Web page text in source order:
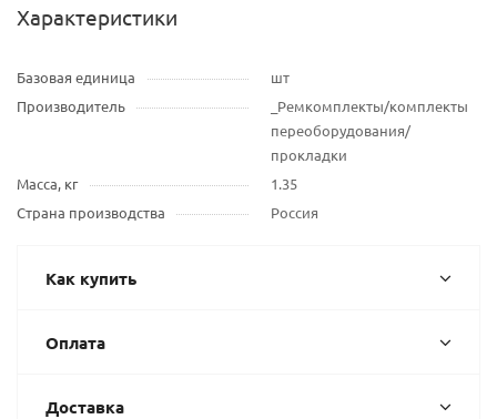
Характеристики
Базовая единица
шт
Производитель
_Ремкомплекты/комплекты
переоборудования/
прокладки
Масса, кг
1.35
Страна производства
Россия
Как купить
Оплата
Доставка